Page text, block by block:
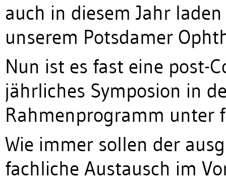
auch in diesem Jahr
unserem Potsdamer
Nun ist es fast eine post-
jährliches Symposion in
Rahmenprogramm unter
Wie immer sollen der
fachliche Austausch im